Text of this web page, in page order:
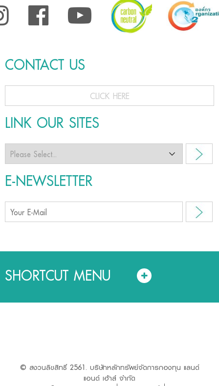
CONTACT US
CLICK HERE
LINK OUR SITES
E-NEWSLETTER
SHORTCUT MENU
© สงวนลิขสิทธิ์ 2561. บริษัทหลักทรัพย์จัดการกองทุน แลนด์
แอนด์ เฮ้าส์ จำกัด